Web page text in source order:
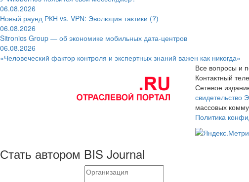
06.08.2026
Новый раунд РКН vs. VPN: Эволюция тактики (?)
06.08.2026
Sitronics Group — об экономике мобильных дата-центров
06.08.2026
«Человеческий фактор контроля и экспертных знаний важен как никогда»
Все вопросы и
Контактный
Сетевое
массовых
Политика
Стать автором BIS Journal